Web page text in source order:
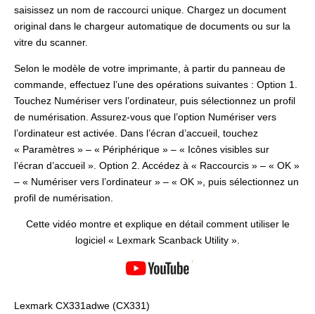
saisissez un nom de raccourci unique. Chargez un document
original dans le chargeur automatique de documents ou sur la
vitre du scanner.
Selon le modèle de votre imprimante, à partir du panneau de
commande, effectuez l’une des opérations suivantes : Option 1.
Touchez Numériser vers l’ordinateur, puis sélectionnez un profil
de numérisation. Assurez-vous que l’option Numériser vers
l’ordinateur est activée. Dans l’écran d’accueil, touchez
« Paramètres » – « Périphérique » – « Icônes visibles sur
l’écran d’accueil ». Option 2. Accédez à « Raccourcis » – « OK »
– « Numériser vers l’ordinateur » – « OK », puis sélectionnez un
profil de numérisation.
Cette vidéo montre et explique en détail comment utiliser le
logiciel « Lexmark Scanback Utility ».
Lexmark CX331adwe (CX331)